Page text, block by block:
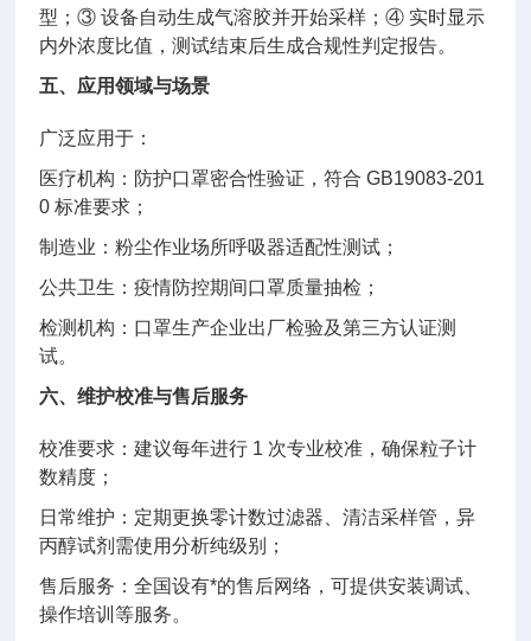
型；③ 设备自动生成气溶胶并开始采样；④ 实时显示
内外浓度比值，测试结束后生成合规性判定报告。
五、应用领域与场景
广泛应用于：
医疗机构：防护口罩密合性验证，符合 GB19083-201
0 标准要求；
制造业：粉尘作业场所呼吸器适配性测试；
公共卫生：疫情防控期间口罩质量抽检；
检测机构：口罩生产企业出厂检验及第三方认证测
试。
六、维护校准与售后服务
校准要求：建议每年进行 1 次专业校准，确保粒子计
数精度；
日常维护：定期更换零计数过滤器、清洁采样管，异
丙醇试剂需使用分析纯级别；
售后服务：全国设有*的售后网络，可提供安装调试、
操作培训等服务。